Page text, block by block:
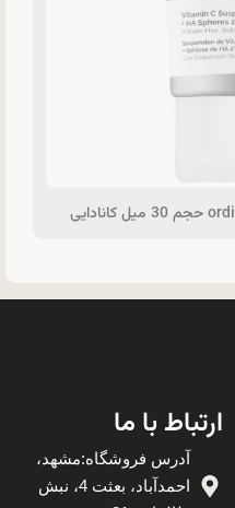
ارتباط با ما
آدرس فروشگاه:مشهد،
احمدآباد، بعثت 4، نبش